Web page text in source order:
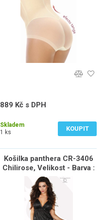
889 Kč s DPH
Skladem
1 ks
KOUPIT
Košilka panthera CR-3406
Chilirose, Velikost - Barva :
S-L - černá